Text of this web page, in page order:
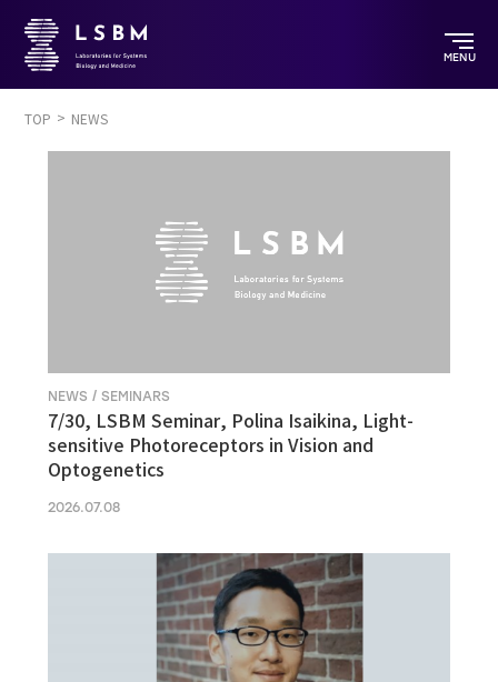
MENU
TOP NEWS
NEWS / SEMINARS
7/30, LSBM Seminar, Polina Isaikina, Light-
sensitive Photoreceptors in Vision and
Optogenetics
2026.07.08